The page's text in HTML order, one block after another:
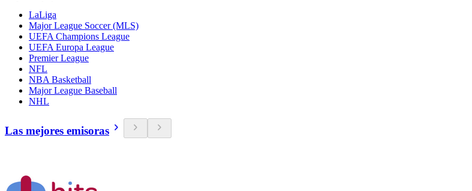
LaLiga
Major League Soccer (MLS)
UEFA Champions League
UEFA Europa League
Premier League
NFL
NBA Basketball
Major League Baseball
NHL
Las mejores emisoras